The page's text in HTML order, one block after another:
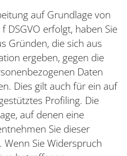
auf Grundlage von
DSGVO erfolgt, haben Sie
Gründen, die sich aus
ergeben, gegen die
Daten
Dies gilt auch für ein auf
Profiling. Die
auf denen eine
Sie dieser
Sie Widerspruch